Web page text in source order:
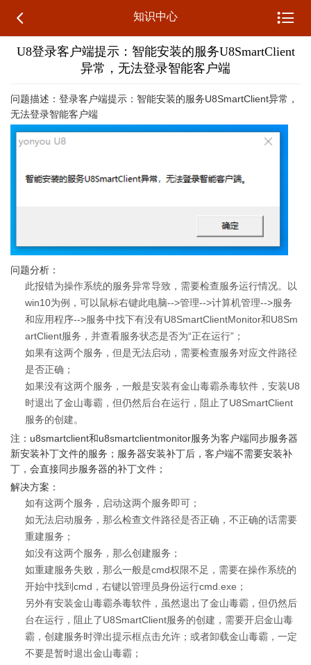
 知识中心 
U8登录客户端提示：智能安装的服务U8SmartClient
异常，无法登录智能客户端
问题描述：登录客户端提示：智能安装的服务U8SmartClient异常，
无法登录智能客户端
问题分析：
此报错为操作系统的服务异常导致，需要检查服务运行情况。以
win10为例，可以鼠标右键此电脑-->管理-->计算机管理-->服务
和应用程序-->服务中找下有没有U8SmartClientMonitor和U8Sm
artClient服务，并查看服务状态是否为“正在运行”；
如果有这两个服务，但是无法启动，需要检查服务对应文件路径
是否正确；
如果没有这两个服务，一般是安装有金山毒霸杀毒软件，安装U8
时退出了金山毒霸，但仍然后台在运行，阻止了U8SmartClient
服务的创建。
注：u8smartclient和u8smartclientmonitor服务为客户端同步服务器
新安装补丁文件的服务；服务器安装补丁后，客户端不需要安装补
丁，会直接同步服务器的补丁文件；
解决方案：
如有这两个服务，启动这两个服务即可；
如无法启动服务，那么检查文件路径是否正确，不正确的话需要
重建服务；
如没有这两个服务，那么创建服务；
如重建服务失败，那么一般是cmd权限不足，需要在操作系统的
开始中找到cmd，右键以管理员身份运行cmd.exe；
另外有安装金山毒霸杀毒软件，虽然退出了金山毒霸，但仍然后
台在运行，阻止了U8SmartClient服务的创建，需要开启金山毒
霸，创建服务时弹出提示框点击允许；或者卸载金山毒霸，一定
不要是暂时退出金山毒霸；